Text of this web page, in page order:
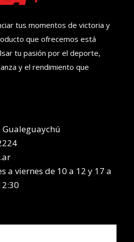
tus momentos de victoria y
que ofrecemos está
tu pasión por el deporte,
y el rendimiento que
Gualeguaychú
a viernes de 10 a 12 y 17 a